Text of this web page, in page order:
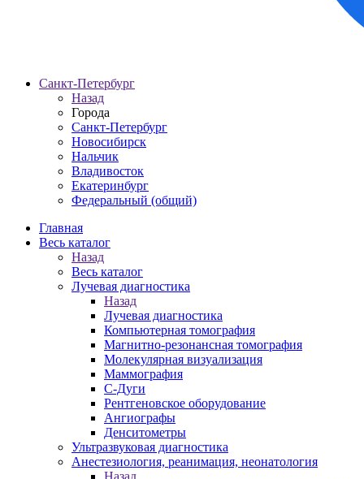
Санкт-Петербург
Назад
Города
Санкт-Петербург
Новосибирск
Нальчик
Владивосток
Екатеринбург
Федеральный (общий)
Главная
Весь каталог
Назад
Весь каталог
Лучевая диагностика
Назад
Лучевая диагностика
Компьютерная томография
Магнитно-резонансная томография
Молекулярная визуализация
Маммография
С-Дуги
Рентгеновское оборудование
Ангиографы
Денситометры
Ультразвуковая диагностика
Анестезиология, реанимация, неонатология